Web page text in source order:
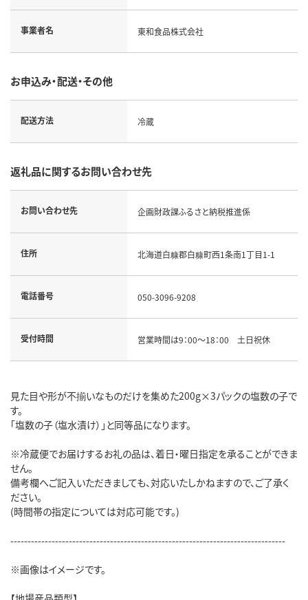
事業者名 東和食品株式会社
お申込み・配送・その他
配送方法 冷蔵
返礼品に関するお問い合わせ先
お問い合わせ先 企画財政課ふるさと納税推進係
住所 北海道白糠郡白糠町西1条南1丁目1-1
電話番号 050-3096-9208
受付時間 営業時間は9：00～18：00 土日祝休
見た目や形が不揃いなものだけを集めた200g×3パックの塩数の子で
す。
「塩数の子（塩水漬け）」と同等品になります。
※冷蔵便でお届けするお礼の品は、着日・曜日指定を承ることができま
せん。
備考欄へご記入いただきましても、対応いたしかねますので、ご了承く
ださい。
(時間帯の指定については対応可能です。)
--------------------------------------------------------------------------------
※画像はイメージです。